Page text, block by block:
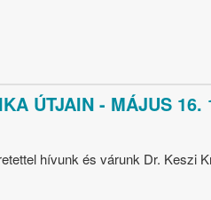
ÚTJAIN - MÁJUS 16.
hívunk és várunk Dr. Keszi